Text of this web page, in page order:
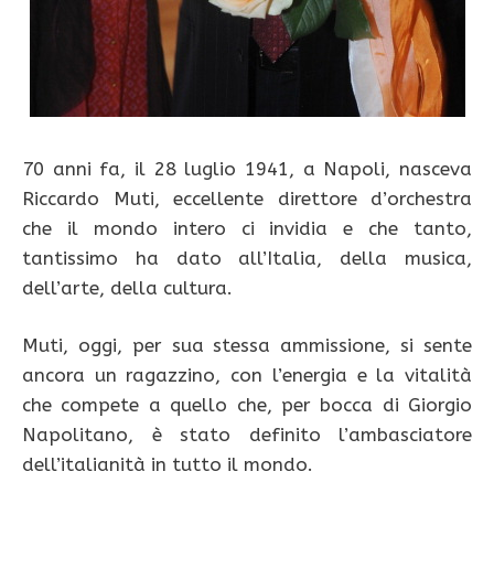
70 anni fa, il 28 luglio 1941, a Napoli, nasceva
Riccardo Muti, eccellente direttore d’orchestra
che il mondo intero ci invidia e che tanto,
tantissimo ha dato all’Italia, della musica,
dell’arte, della cultura.
Muti, oggi, per sua stessa ammissione, si sente
ancora un ragazzino, con l’energia e la vitalità
che compete a quello che, per bocca di Giorgio
Napolitano, è stato definito l’ambasciatore
dell’italianità in tutto il mondo.